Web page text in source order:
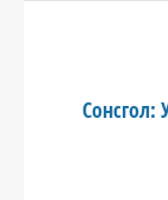
Сонсгол: